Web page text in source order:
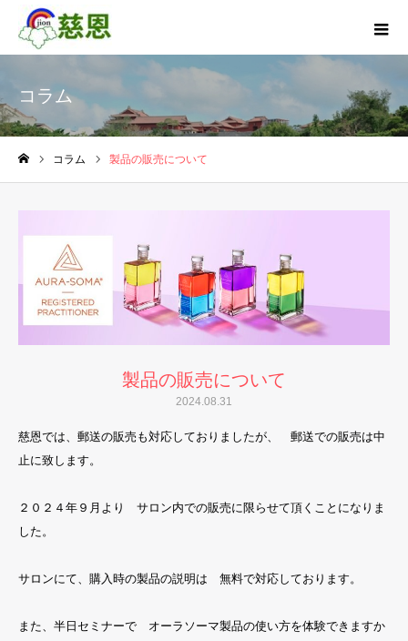
コラム
コラム 製品の販売について
製品の販売について
2024.08.31
慈恩では、郵送の販売も対応しておりましたが、 郵送での販売は中
止に致します。
２０２４年９月より サロン内での販売に限らせて頂くことになりま
した。
サロンにて、購入時の製品の説明は 無料で対応しております。
また、半日セミナーで オーラソーマ製品の使い方を体験できますか